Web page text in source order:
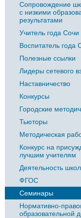
Сопровождение
с низкими
результатами
Учитель года Сочи
Воспитатель года
Полезные ссылки
Лидеры сетевого
Наставничество
Конкурсы
Городские
Тьюторы
Методическая
Конкурс на
лучшим учителям
Деятельность
ФГОС
Семинары
Нормативно-
образовательной